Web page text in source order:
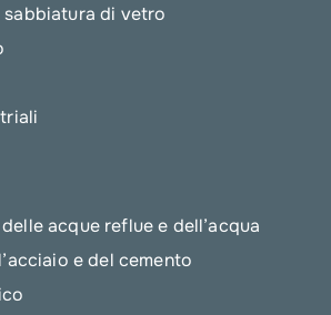
di vetro
acque reflue e dell’acqua
e del cemento